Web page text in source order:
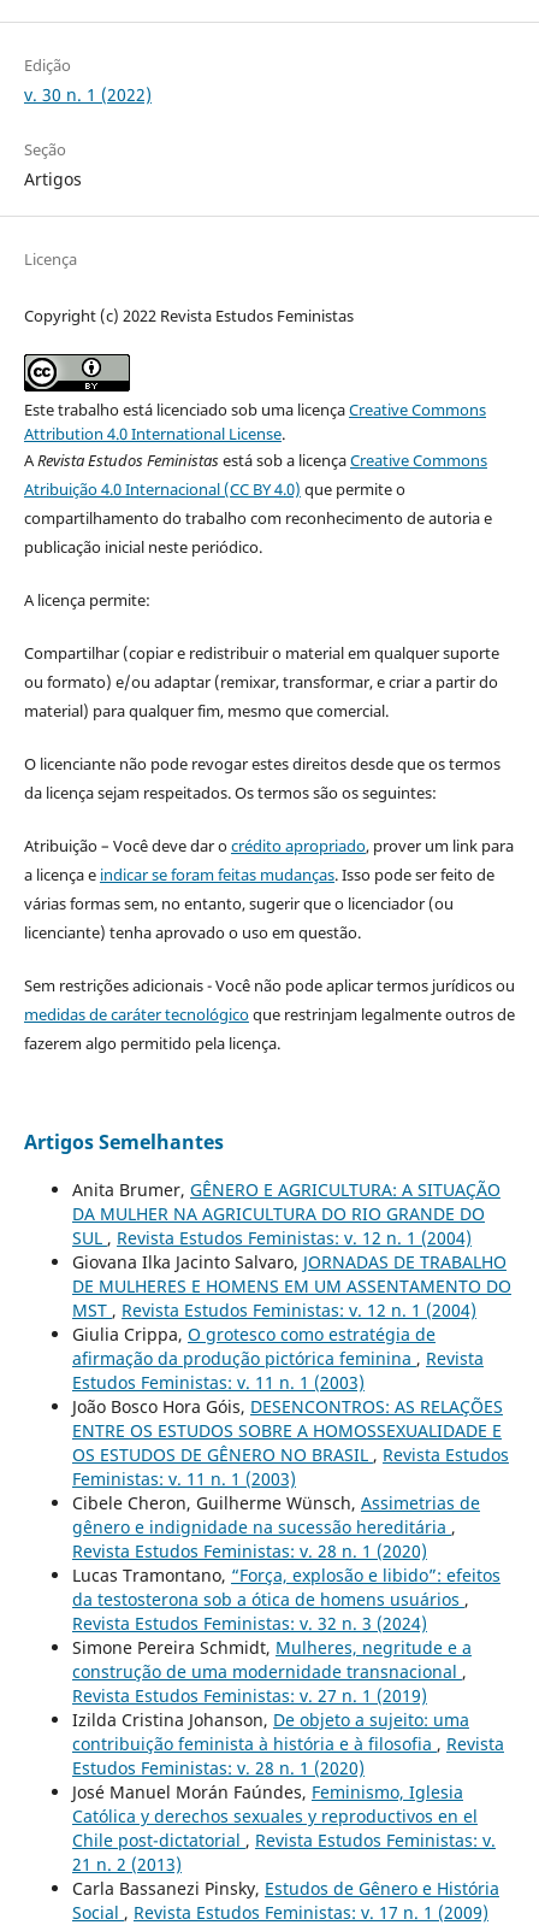
Edição
v. 30 n. 1 (2022)
Seção
Artigos
Licença
Copyright (c) 2022 Revista Estudos Feministas
Este trabalho está licenciado sob uma licençaCreative Commons
Attribution 4.0 International License.
ARevista Estudos Feministasestá sob a licençaCreative Commons
Atribuição 4.0 Internacional (CC BY 4.0) que permite o
compartilhamento do trabalho com reconhecimento de autoria e
publicação inicial neste periódico.
A licença permite:
Compartilhar (copiar e redistribuir o material em qualquer suporte
ou formato) e/ou adaptar (remixar, transformar, e criar a partir do
material) para qualquer fim, mesmo que comercial.
O licenciante não pode revogar estes direitos desde que os termos
da licença sejam respeitados. Os termos são os seguintes:
Atribuição – Você deve dar ocrédito apropriado, prover um link para
a licença e indicar se foram feitas mudanças. Isso pode ser feito de
várias formas sem, no entanto, sugerir que o licenciador (ou
licenciante) tenha aprovado o uso em questão.
Sem restrições adicionais - Você não pode aplicar termos jurídicos ou
medidas de caráter tecnológicoque restrinjam legalmente outros de
fazerem algo permitido pela licença.
Artigos Semelhantes
Anita Brumer, GÊNERO E AGRICULTURA: A SITUAÇÃO
DA MULHER NA AGRICULTURA DO RIO GRANDE DO
SUL , Revista Estudos Feministas: v. 12 n. 1 (2004)
Giovana Ilka Jacinto Salvaro, JORNADAS DE TRABALHO
DE MULHERES E HOMENS EM UM ASSENTAMENTO DO
MST , Revista Estudos Feministas: v. 12 n. 1 (2004)
Giulia Crippa, O grotesco como estratégia de
afirmação da produção pictórica feminina , Revista
Estudos Feministas: v. 11 n. 1 (2003)
João Bosco Hora Góis, DESENCONTROS: AS RELAÇÕES
ENTRE OS ESTUDOS SOBRE A HOMOSSEXUALIDADE E
OS ESTUDOS DE GÊNERO NO BRASIL , Revista Estudos
Feministas: v. 11 n. 1 (2003)
Cibele Cheron, Guilherme Wünsch, Assimetrias de
gênero e indignidade na sucessão hereditária ,
Revista Estudos Feministas: v. 28 n. 1 (2020)
Lucas Tramontano, “Força, explosão e libido”: efeitos
da testosterona sob a ótica de homens usuários ,
Revista Estudos Feministas: v. 32 n. 3 (2024)
Simone Pereira Schmidt, Mulheres, negritude e a
construção de uma modernidade transnacional ,
Revista Estudos Feministas: v. 27 n. 1 (2019)
Izilda Cristina Johanson, De objeto a sujeito: uma
contribuição feminista à história e à filosofia , Revista
Estudos Feministas: v. 28 n. 1 (2020)
José Manuel Morán Faúndes, Feminismo, Iglesia
Católica y derechos sexuales y reproductivos en el
Chile post-dictatorial , Revista Estudos Feministas: v.
21 n. 2 (2013)
Carla Bassanezi Pinsky, Estudos de Gênero e História
Social , Revista Estudos Feministas: v. 17 n. 1 (2009)